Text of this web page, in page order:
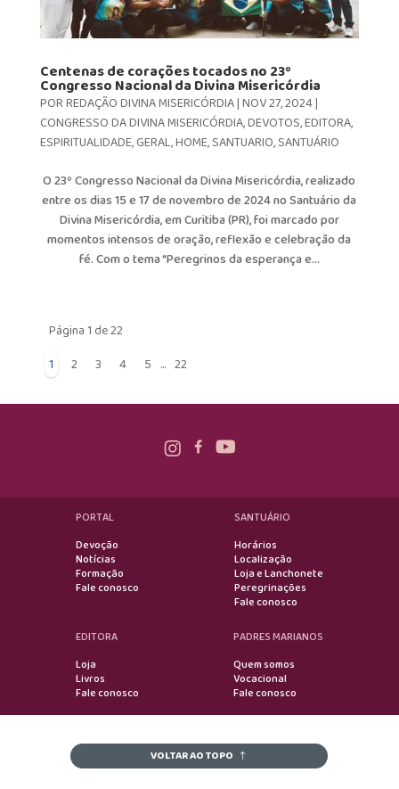
Centenas de corações tocados no 23º
Congresso Nacional da Divina Misericórdia
PORREDAÇÃO DIVINA MISERICÓRDIA|NOV 27, 2024|
CONGRESSO DA DIVINA MISERICÓRDIA,DEVOTOS,EDITORA,
ESPIRITUALIDADE,GERAL,HOME,SANTUARIO,SANTUÁRIO
O 23º Congresso Nacional da Divina Misericórdia, realizado
entre os dias 15 e 17 de novembro de 2024 no Santuário da
Divina Misericórdia, em Curitiba (PR), foi marcado por
momentos intensos de oração, reflexão e celebração da
fé. Com o tema “Peregrinos da esperança e...
Página 1 de 22
1
2 3 4 5 ... 22
PORTAL
Devoção
Notícias
Formação
Fale conosco
SANTUÁRIO
Horários
Localização
Loja e Lanchonete
Peregrinações
Fale conosco
EDITORA
Loja
Livros
Fale conosco
PADRES MARIANOS
Quem somos
Vocacional
Fale conosco
VOLTAR AO TOPO